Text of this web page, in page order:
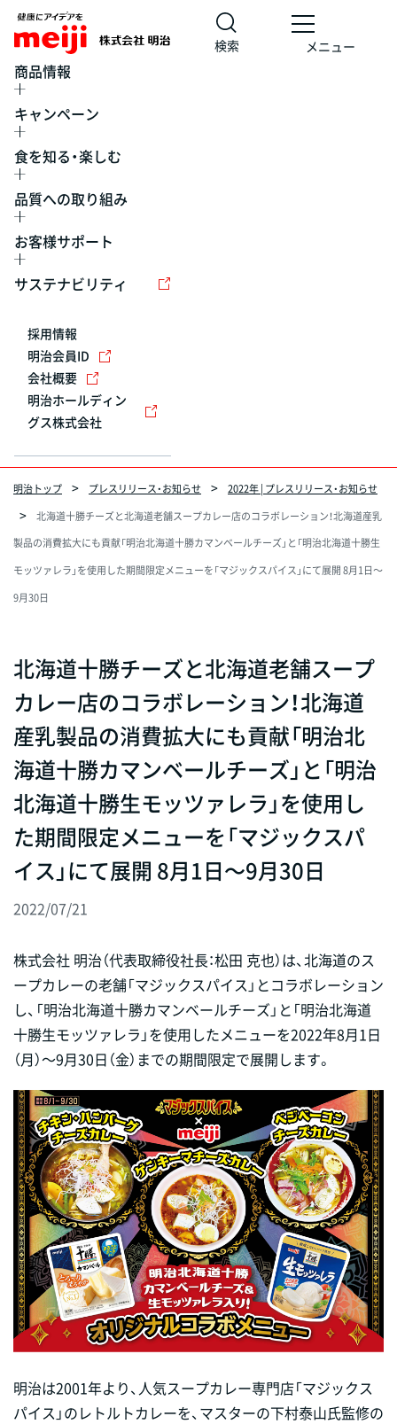
検索 メニュー
商品情報
キャンペーン
食を知る・楽しむ
品質への取り組み
お客様サポート
サステナビリティ
採用情報
明治会員ID
会社概要
明治ホールディン
グス株式会社
明治トップ プレスリリース・お知らせ
2022年 | プレスリリース・お知らせ
北海道十勝チーズと北海道老舗スープカレー店のコラボレーション！北海道産乳
製品の消費拡大にも貢献「明治北海道十勝カマンベールチーズ」と「明治北海道十勝生
モッツァレラ」を使用した期間限定メニューを「マジックスパイス」にて展開 8月1日～
9月30日
北海道十勝チーズと北海道老舗スープ
カレー店のコラボレーション！北海道
産乳製品の消費拡大にも貢献「明治北
海道十勝カマンベールチーズ」と「明治
北海道十勝生モッツァレラ」を使用し
た期間限定メニューを「マジックスパ
イス」にて展開 8月1日～9月30日
2022/07/21
株式会社 明治（代表取締役社長：松田 克也）は、北海道のス
ープカレーの老舗「マジックスパイス」とコラボレーション
し、「明治北海道十勝カマンベールチーズ」と「明治北海道
十勝生モッツァレラ」を使用したメニューを2022年8月1日
（月）～9月30日（金）までの期間限定で展開します。
明治は2001年より、人気スープカレー専門店「マジックス
パイス」のレトルトカレーを、マスターの下村泰山氏監修の